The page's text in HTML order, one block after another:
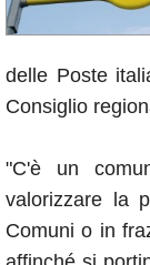
delle Poste
Consiglio
"C'è un
valorizzare la
Comuni o in